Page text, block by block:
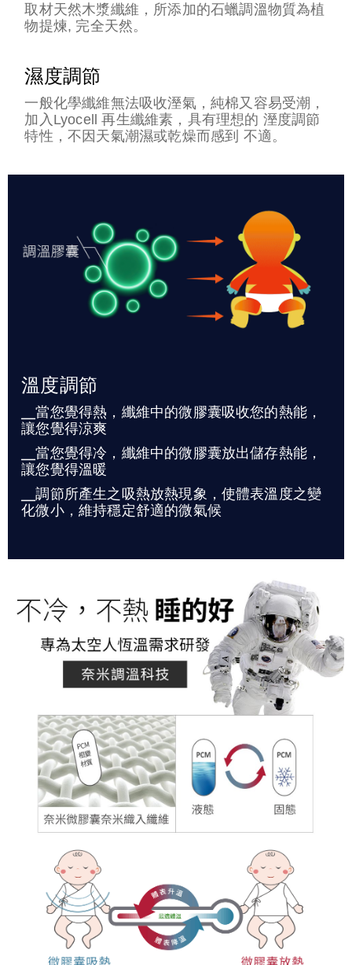
取材天然木漿纖維，所添加的石蠟調溫物質為植
物提煉, 完全天然。
濕度調節
一般化學纖維無法吸收溼氣，純棉又容易受潮，
加入Lyocell 再生纖維素，具有理想的 溼度調節
特性，不因天氣潮濕或乾燥而感到 不適。
溫度調節
╴當您覺得熱，纖維中的微膠囊吸收您的熱能，
讓您覺得涼爽
╴當您覺得冷，纖維中的微膠囊放出儲存熱能，
讓您覺得溫暖
╴調節所產生之吸熱放熱現象，使體表溫度之變
化微小，維持穩定舒適的微氣候